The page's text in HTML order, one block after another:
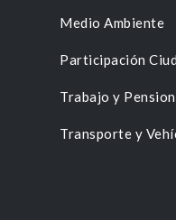
Medio Ambiente
Participación
Trabajo y
Transporte y